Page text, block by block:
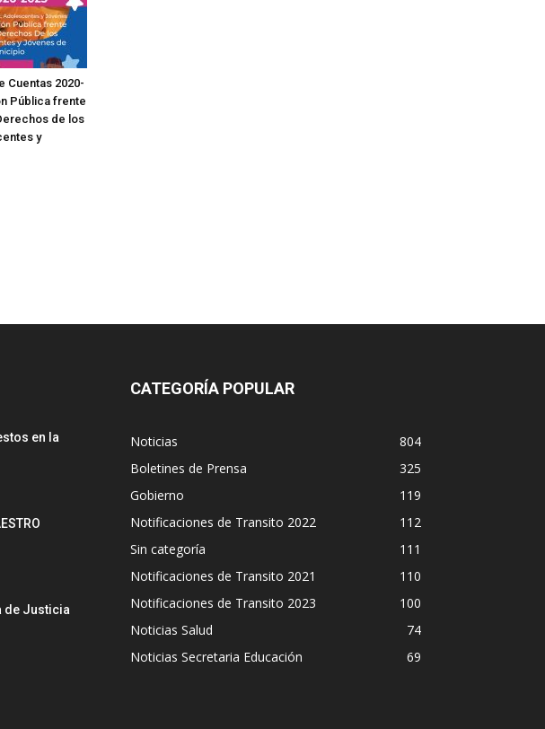
Cuentas 2020-
Pública frente
de los
y
en la
de Justicia
CATEGORÍA POPULAR
Noticias
804
Boletines de Prensa
325
Gobierno
119
Notificaciones de Transito 2022
112
Sin categoría
111
Notificaciones de Transito 2021
110
Notificaciones de Transito 2023
100
Noticias Salud
74
Noticias Secretaria Educación
69